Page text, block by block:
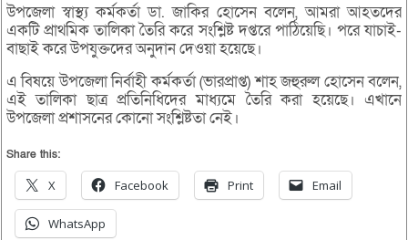
উপজেলা স্বাস্থ্য কর্মকর্তা ডা. জাকির হোসেন বলেন, আমরা আহতদের
একটি প্রাথমিক তালিকা তৈরি করে সংশ্লিষ্ট দপ্তরে পাঠিয়েছি। পরে যাচাই-
বাছাই করে উপযুক্তদের অনুদান দেওয়া হয়েছে।
এ বিষয়ে উপজেলা নির্বাহী কর্মকর্তা (ভারপ্রাপ্ত) শাহ জহুরুল হোসেন বলেন,
এই তালিকা ছাত্র প্রতিনিধিদের মাধ্যমে তৈরি করা হয়েছে। এখানে
উপজেলা প্রশাসনের কোনো সংশ্লিষ্টতা নেই।
Share this:
X Facebook Print Email
WhatsApp